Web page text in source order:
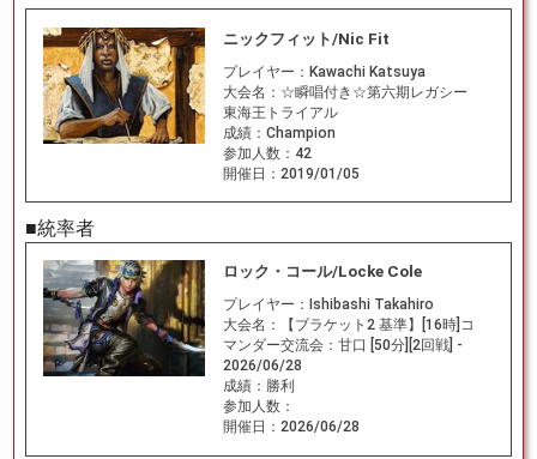
ニックフィット/Nic Fit
プレイヤー： Kawachi Katsuya
大会名： ☆瞬唱付き☆第六期レガシー
東海王トライアル
成績： Champion
参加人数： 42
開催日： 2019/01/05
■統率者
ロック・コール/Locke Cole
プレイヤー： Ishibashi Takahiro
大会名：
【ブラケット2 基準】[16時]コ
マンダー交流会：甘口 [50分][2回戦] -
2026/06/28
成績： 勝利
参加人数：
開催日： 2026/06/28